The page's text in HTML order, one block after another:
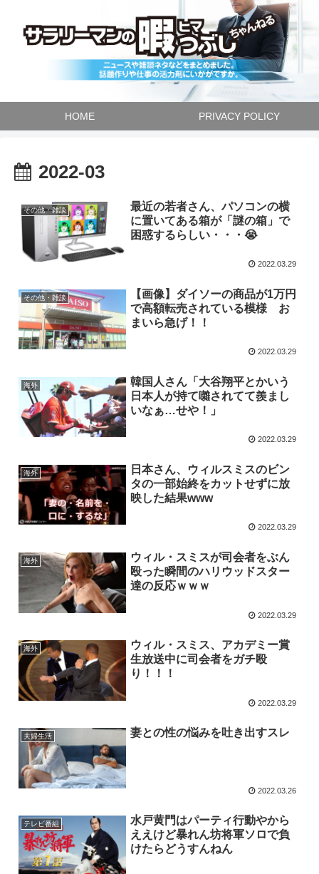
HOME PRIVACY POLICY
2022-03
その他・雑談
最近の若者さん、パソコンの横
に置いてある箱が「謎の箱」で
困惑するらしい・・・😭
2022.03.29
その他・雑談
【画像】ダイソーの商品が1万円
で高額転売されている模様 お
まいら急げ！！
2022.03.29
海外
韓国人さん「大谷翔平とかいう
日本人が持て囃されてて羨まし
いなぁ…せや！」
2022.03.29
海外
日本さん、ウィルスミスのビン
タの一部始終をカットせずに放
映した結果www
2022.03.29
海外
ウィル・スミスが司会者をぶん
殴った瞬間のハリウッドスター
達の反応ｗｗｗ
2022.03.29
海外
ウィル・スミス、アカデミー賞
生放送中に司会者をガチ殴
り！！！
2022.03.29
夫婦生活 妻との性の悩みを吐き出すスレ
2022.03.26
テレビ番組
水戸黄門はパーティ行動やから
ええけど暴れん坊将軍ソロで負
けたらどうすんねん